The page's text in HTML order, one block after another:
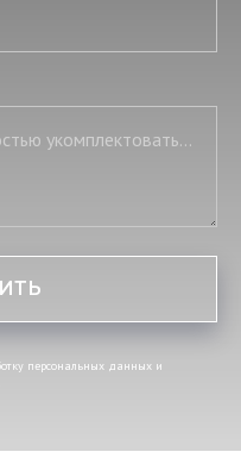
Нужны подушки, нужно полностью укомплектовать постель, нужны скатерть и салфетки
персональных данных и